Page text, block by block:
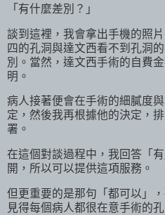
「有什麼差別？」
談到這裡，我會拿出手機的照
四的孔洞與達文西看不到孔洞
別。當然，達文西手術的自費
明。
病人接著便會在手術的細膩度
定，然後我再根據他的決定，
署。
在這個對談過程中，我回答「
開，所以可以提供這項服務。
但更重要的是那句「都可以」
見得每個病人都很在意手術的